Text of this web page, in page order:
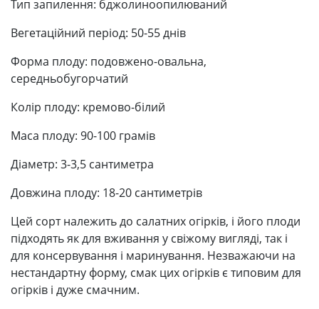
Тип запилення: бджолиноопилюваний
Вегетаційний період: 50-55 днів
Форма плоду: подовжено-овальна,
середньобугорчатий
Колір плоду: кремово-білий
Маса плоду: 90-100 грамів
Діаметр: 3-3,5 сантиметра
Довжина плоду: 18-20 сантиметрів
Цей сорт належить до салатних огірків, і його плоди
підходять як для вживання у свіжому вигляді, так і
для консервування і маринування. Незважаючи на
нестандартну форму, смак цих огірків є типовим для
огірків і дуже смачним.